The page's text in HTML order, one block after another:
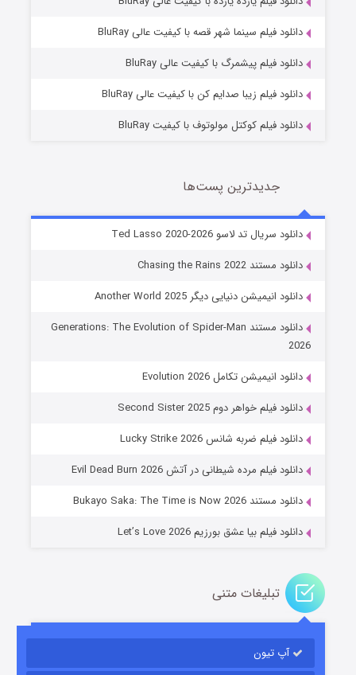
خاندان اژدها فصل ۳
جادوگری در مغولستان
باب اسفنجی فصل ۱۷
قسمت6 (زیرنویس) منتشر شد
دانلود فیلم سینما شهر قصه با کیفیت عالی BluRay
دانلود فیلم پیشمرگ با کیفیت عالی BluRay
دانلود فیلم زیبا صدایم کن با کیفیت عالی BluRay
دانلود فیلم کوکتل مولوتوف با کیفیت BluRay
جدیدترین پست‌ها
دانلود سریال تد لاسو Ted Lasso 2020-2026
دانلود مستند Chasing the Rains 2022
دانلود انیمیشن دنیایی دیگر Another World 2025
دانلود مستند Generations: The Evolution of Spider-Man
2026
دانلود انیمیشن تکامل Evolution 2026
دانلود فیلم خواهر دوم Second Sister 2025
دانلود فیلم ضربه شانس Lucky Strike 2026
دانلود فیلم مرده شیطانی در آتش Evil Dead Burn 2026
دانلود مستند Bukayo Saka: The Time is Now 2026
دانلود فیلم بیا عشق بورزیم Let’s Love 2026
تبلیغات متنی
آپ تیون